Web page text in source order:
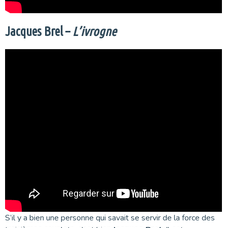
Jacques Brel – L’ivrogne
S’il y a bien une personne qui savait se servir de la force des